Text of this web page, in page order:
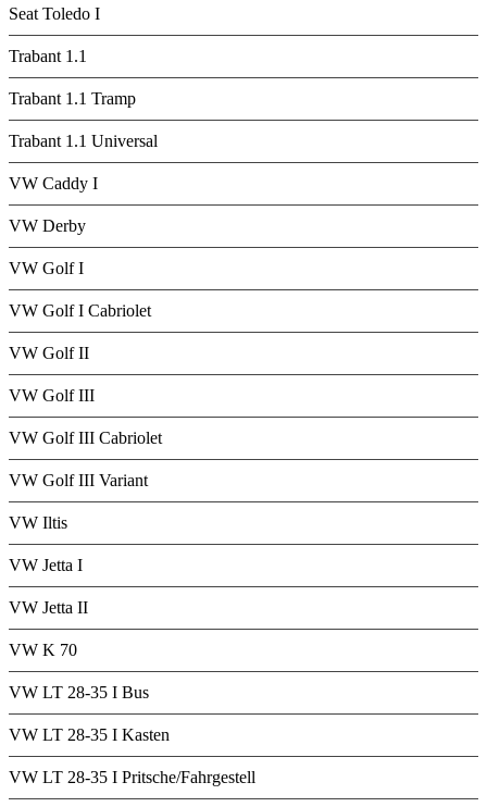
Seat Toledo I
Trabant 1.1
Trabant 1.1 Tramp
Trabant 1.1 Universal
VW Caddy I
VW Derby
VW Golf I
VW Golf I Cabriolet
VW Golf II
VW Golf III
VW Golf III Cabriolet
VW Golf III Variant
VW Iltis
VW Jetta I
VW Jetta II
VW K 70
VW LT 28-35 I Bus
VW LT 28-35 I Kasten
VW LT 28-35 I Pritsche/Fahrgestell